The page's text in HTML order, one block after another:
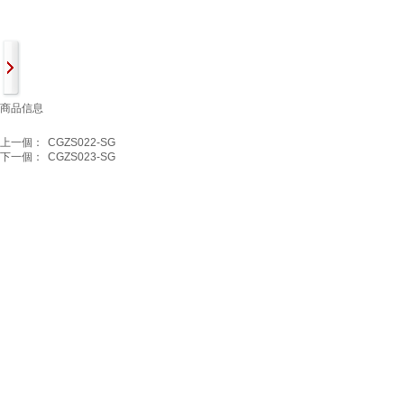
商品信息
上一個：
CGZS022-SG
下一個：
CGZS023-SG